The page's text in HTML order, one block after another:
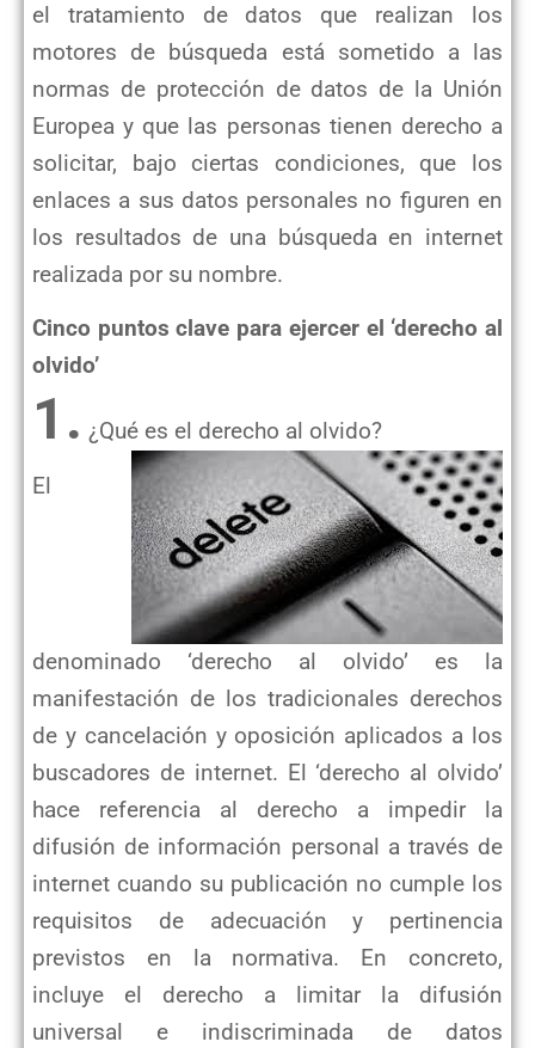
el tratamiento de datos que realizan los
motores de búsqueda está sometido a las
normas de protección de datos de la Unión
Europea y que las personas tienen derecho a
solicitar, bajo ciertas condiciones, que los
enlaces a sus datos personales no figuren en
los resultados de una búsqueda en internet
realizada por su nombre.
Cinco puntos clave para ejercer el ‘derecho al
olvido’
1. ¿Qué es el derecho al olvido?
El
denominado ‘derecho al olvido’ es la
manifestación de los tradicionales derechos
de y cancelación y oposición aplicados a los
buscadores de internet. El ‘derecho al olvido’
hace referencia al derecho a impedir la
difusión de información personal a través de
internet cuando su publicación no cumple los
requisitos de adecuación y pertinencia
previstos en la normativa. En concreto,
incluye el derecho a limitar la difusión
universal e indiscriminada de datos